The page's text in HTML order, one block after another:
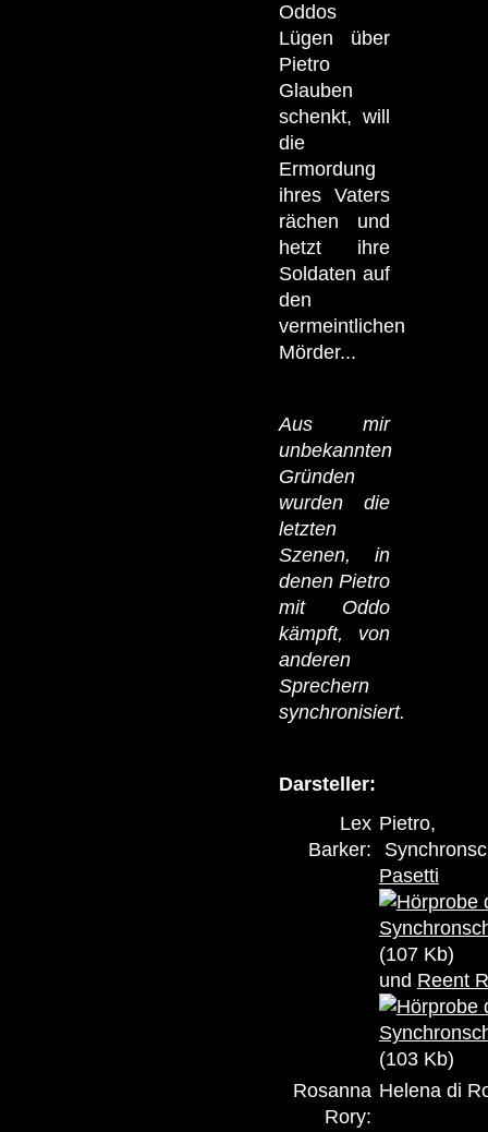
Oddos
Lügen über
Pietro
Glauben
schenkt, will
die
Ermordung
ihres Vaters
rächen und
hetzt ihre
Soldaten auf
den
vermeintlichen
Mörder...
Aus mir
unbekannten
Gründen
wurden die
letzten
Szenen, in
denen Pietro
mit Oddo
kämpft, von
anderen
Sprechern
synchronisiert.
Darsteller:
Lex
Barker:
Pietro,
Pasetti
(107 Kb)
und Reent
(103 Kb)
Rosanna
Rory:
Helena di